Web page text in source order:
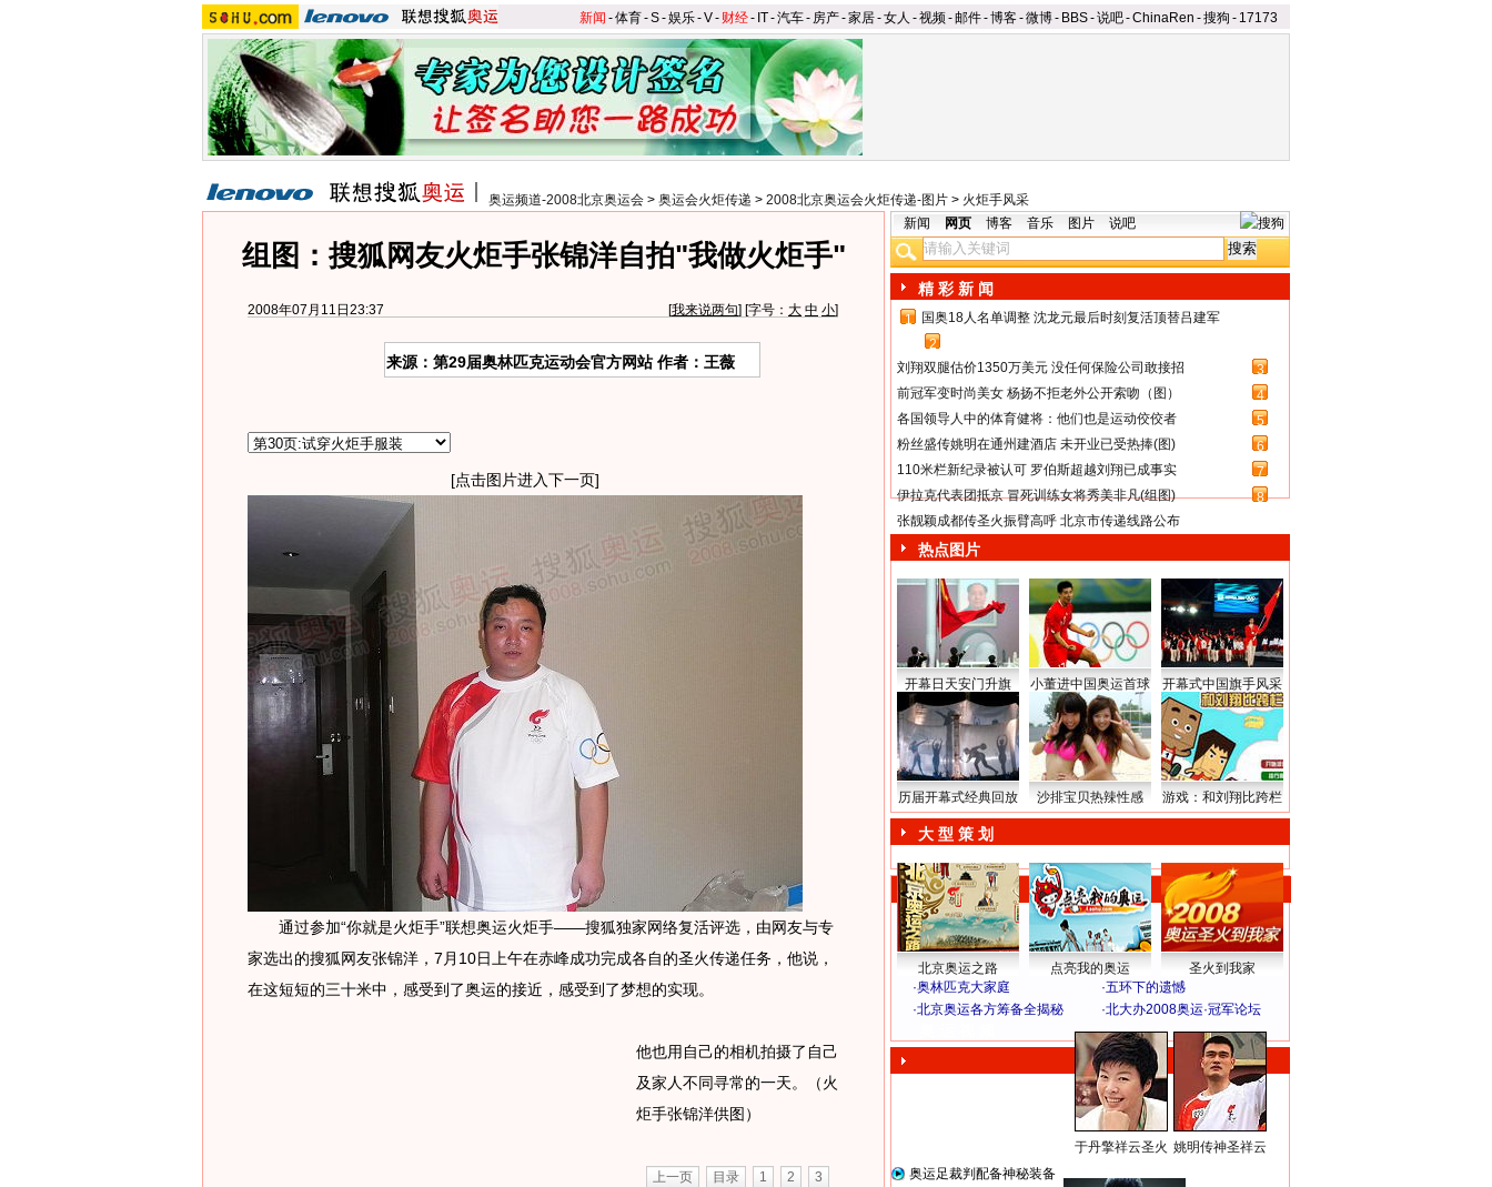
新闻 -体育-S-娱乐-V- 财经- IT-汽车- 房产-家居-女人 -视频-邮件-博客-微博- BBS-说吧-ChinaRen -搜狗 - 17173
奥运频道-2008北京奥运会 > 奥运会火炬传递 > 2008北京奥运会火炬传递-图片 > 火炬手风采
组图：搜狐网友火炬手张锦洋自拍"我做火炬手"
2008年07月11日23:37 [我来说两句] [字号： 大 中 小]
来源：第29届奥林匹克运动会官方网站 作者：王薇
[点击图片进入下一页]
通过参加“你就是火炬手”联想奥运火炬手——搜狐独家网络复活评选，由网友与专
家选出的搜狐网友张锦洋，7月10日上午在赤峰成功完成各自的圣火传递任务，他说，
在这短短的三十米中，感受到了奥运的接近，感受到了梦想的实现。
他也用自己的相机拍摄了自己
及家人不同寻常的一天。（火
炬手张锦洋供图）
上一页 目录 1 2
3
新闻 网页 博客 音乐 图片 说吧
精 彩 新 闻
1
国奥18人名单调整 沈龙元最后时刻复活顶替吕建军
2
刘翔双腿估价1350万美元 没任何保险公司敢接招
3
前冠军变时尚美女 杨扬不拒老外公开索吻（图）
4
各国领导人中的体育健将：他们也是运动佼佼者
5
粉丝盛传姚明在通州建酒店 未开业已受热捧(图)
6
110米栏新纪录被认可 罗伯斯超越刘翔已成事实
7
伊拉克代表团抵京 冒死训练女将秀美非凡(组图)
8
张靓颖成都传圣火振臂高呼 北京市传递线路公布
热点图片
开幕日天安门升旗 小董进中国奥运首球 开幕式中国旗手风采
历届开幕式经典回放 沙排宝贝热辣性感 游戏：和刘翔比跨栏
大 型 策 划
北京奥运之路 点亮我的奥运
圣火到我家
·奥林匹克大家庭 ·五环下的遗憾
·北京奥运各方筹备全揭秘 ·北大办2008奥运·冠军论坛
于丹擎祥云圣火 姚明传神圣祥云
奥运足裁判配备神秘装备